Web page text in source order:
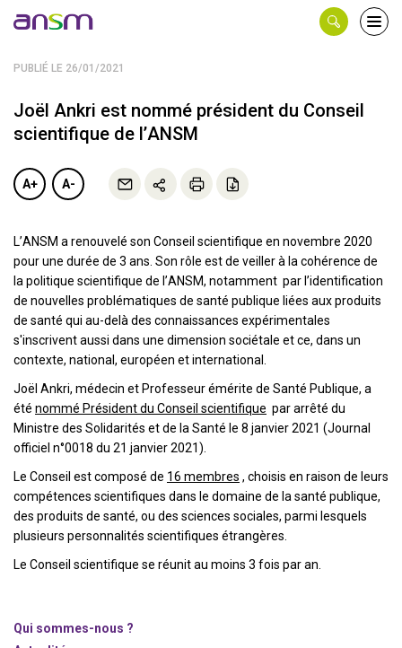
PUBLIÉ LE 26/01/2021
Joël Ankri est nommé président du Conseil
scientifique de l’ANSM
A+ A-
L’ANSM a renouvelé son Conseil scientifique en novembre 2020
pour une durée de 3 ans. Son rôle est de veiller à la cohérence de
la politique scientifique de l’ANSM, notamment par l’identification
de nouvelles problématiques de santé publique liées aux produits
de santé qui au-delà des connaissances expérimentales
s'inscrivent aussi dans une dimension sociétale et ce, dans un
contexte, national, européen et international.
Joël Ankri, médecin et Professeur émérite de Santé Publique, a
été nommé Président du Conseil scientifique par arrêté du
Ministre des Solidarités et de la Santé le 8 janvier 2021 (Journal
officiel n°0018 du 21 janvier 2021).
Le Conseil est composé de 16 membres , choisis en raison de leurs
compétences scientifiques dans le domaine de la santé publique,
des produits de santé, ou des sciences sociales, parmi lesquels
plusieurs personnalités scientifiques étrangères.
Le Conseil scientifique se réunit au moins 3 fois par an.
Qui sommes-nous ?